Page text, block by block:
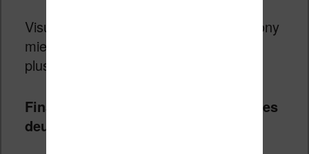
Visuellement, je trouve la liseuse de Sony
mieux finie. En main elle semble aussi
plus solide.
Finalement comment choisir entre ces
deux liseuses ?